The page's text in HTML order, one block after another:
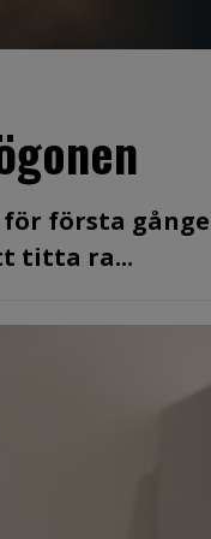
för första
titta ra...